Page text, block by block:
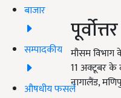
बाजार
सम्पादकीय
औषधीय फसलें
मौसम विभाग
11 अक्टूबर के
नागालैंड,